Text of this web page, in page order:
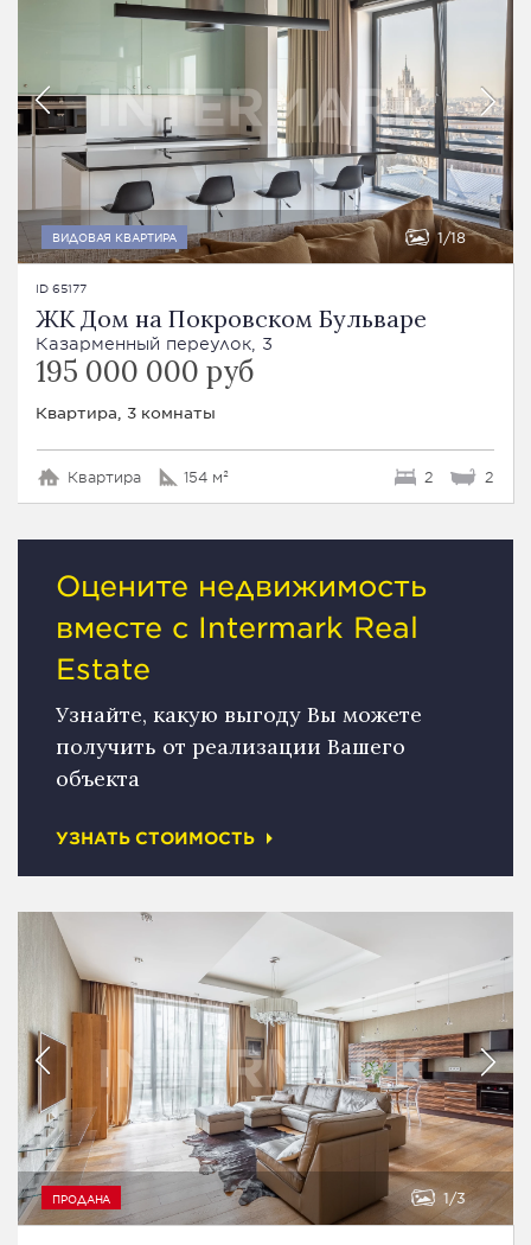
ВИДОВАЯ КВАРТИРА 1 18
ID 65177
ЖК Дом на Покровском Бульваре
Казарменный переулок, 3
195 000 000 руб
Квартира, 3 комнаты
Квартира 154 м² 2 2
Оцените недвижимость
вместе с Intermark Real
Estate
Узнайте, какую выгоду Вы можете
получить от реализации Вашего
объекта
УЗНАТЬ СТОИМОСТЬ
ПРОДАНА 1 3